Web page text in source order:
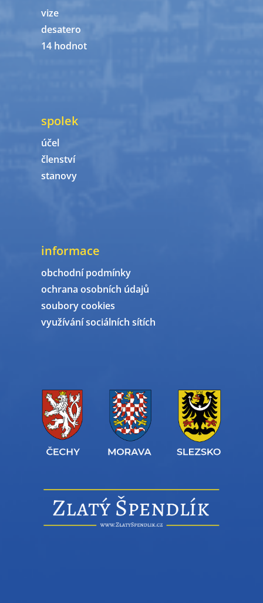
vize
desatero
14 hodnot
spolek
účel
členství
stanovy
informace
obchodní podmínky
ochrana osobních údajů
soubory cookies
využívání sociálních sítích